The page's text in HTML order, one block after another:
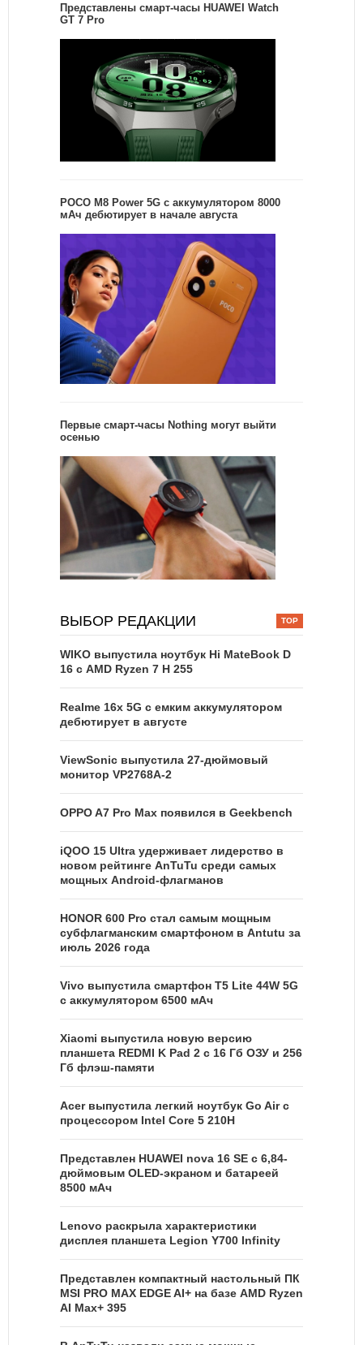
Представлены смарт-часы HUAWEI Watch
GT 7 Pro
POCO M8 Power 5G с аккумулятором 8000
мАч дебютирует в начале августа
Первые смарт-часы Nothing могут выйти
осенью
ВЫБОР РЕДАКЦИИ
WIKO выпустила ноутбук Hi MateBook D
16 с AMD Ryzen 7 H 255
Realme 16x 5G с емким аккумулятором
дебютирует в августе
ViewSonic выпустила 27-дюймовый
монитор VP2768A-2
OPPO A7 Pro Max появился в Geekbench
iQOO 15 Ultra удерживает лидерство в
новом рейтинге AnTuTu среди самых
мощных Android-флагманов
HONOR 600 Pro стал самым мощным
субфлагманским смартфоном в Antutu за
июль 2026 года
Vivo выпустила смартфон T5 Lite 44W 5G
с аккумулятором 6500 мАч
Xiaomi выпустила новую версию
планшета REDMI K Pad 2 с 16 Гб ОЗУ и 256
Гб флэш-памяти
Acer выпустила легкий ноутбук Go Air c
процессором Intel Core 5 210H
Представлен HUAWEI nova 16 SE с 6,84-
дюймовым OLED-экраном и батареей
8500 мАч
Lenovo раскрыла характеристики
дисплея планшета Legion Y700 Infinity
Представлен компактный настольный ПК
MSI PRO MAX EDGE AI+ на базе AMD Ryzen
AI Max+ 395